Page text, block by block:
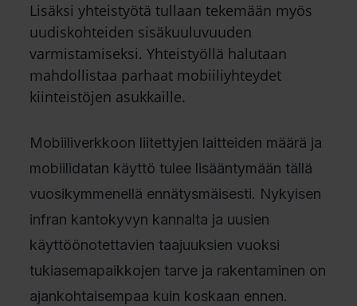
Lisäksi yhteistyötä tullaan tekemään myös
uudiskohteiden sisäkuuluvuuden
varmistamiseksi. Yhteistyöllä halutaan
mahdollistaa parhaat mobiiliyhteydet
kiinteistöjen asukkaille.
Mobiiliverkkoon liitettyjen laitteiden määrä ja
mobiilidatan käyttö tulee lisääntymään tällä
vuosikymmenellä ennätysmäisesti. Nykyisen
infran kantokyvyn kannalta ja uusien
käyttöönotettavien taajuuksien vuoksi
tukiasemapaikkojen tarve ja rakentaminen on
ajankohtaisempaa kuin koskaan ennen.